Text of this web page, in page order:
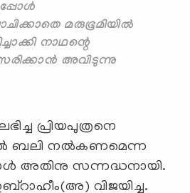
മരുഭൂമിയില്‍
നാഥന്റെ
അവിടുന്നു
പ്രിയപുത്രനെ
ബലി നല്‍കണമെന്ന
അതിനു സന്നദ്ധനായി.
വിജയിച്ചു.